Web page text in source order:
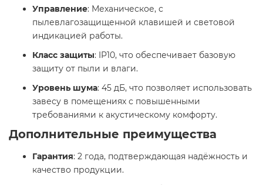
Управление: Механическое, с
пылевлагозащищенной клавишей и световой
индикацией работы.
Класс защиты: IP10, что обеспечивает базовую
защиту от пыли и влаги.
Уровень шума: 45 дБ, что позволяет использовать
завесу в помещениях с повышенными
требованиями к акустическому комфорту.​
Дополнительные преимущества
Гарантия: 2 года, подтверждающая надёжность и
качество продукции.